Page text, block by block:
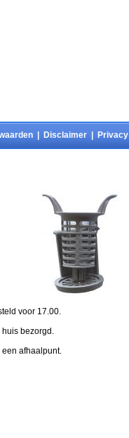
Disclaimer Privacy
voor 17.00.
huis bezorgd.
afhaalpunt.